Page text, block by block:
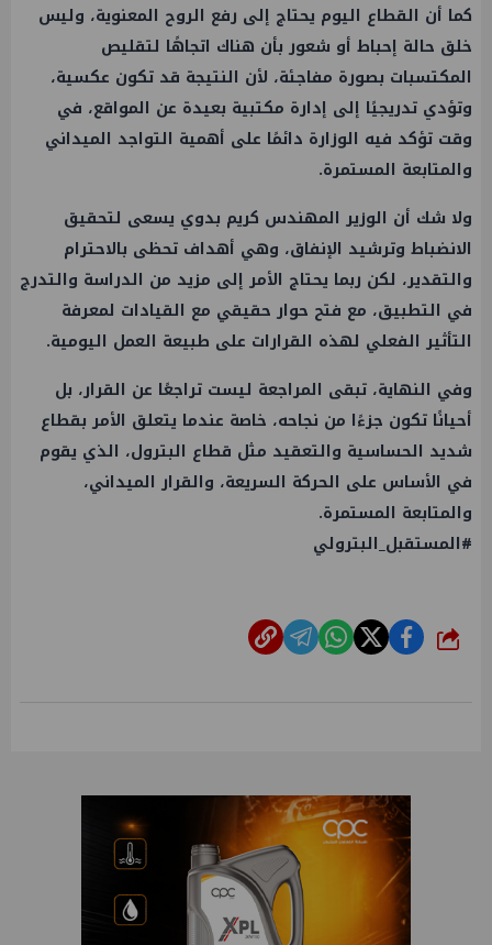
كما أن القطاع اليوم يحتاج إلى رفع الروح المعنوية، وليس
خلق حالة إحباط أو شعور بأن هناك اتجاهًا لتقليص
المكتسبات بصورة مفاجئة، لأن النتيجة قد تكون عكسية،
وتؤدي تدريجيًا إلى إدارة مكتبية بعيدة عن المواقع، في
وقت تؤكد فيه الوزارة دائمًا على أهمية التواجد الميداني
والمتابعة المستمرة.
ولا شك أن الوزير المهندس كريم بدوي يسعى لتحقيق
الانضباط وترشيد الإنفاق، وهي أهداف تحظى بالاحترام
والتقدير، لكن ربما يحتاج الأمر إلى مزيد من الدراسة والتدرج
في التطبيق، مع فتح حوار حقيقي مع القيادات لمعرفة
التأثير الفعلي لهذه القرارات على طبيعة العمل اليومية.
وفي النهاية، تبقى المراجعة ليست تراجعًا عن القرار، بل
أحيانًا تكون جزءًا من نجاحه، خاصة عندما يتعلق الأمر بقطاع
شديد الحساسية والتعقيد مثل قطاع البترول، الذي يقوم
في الأساس على الحركة السريعة، والقرار الميداني،
والمتابعة المستمرة.
#المستقبل_البترولي
شارك